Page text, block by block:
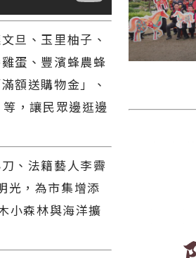
旦、玉里柚子、
蛋、豐濱蜂農蜂
額送購物金」、
，讓民眾邊逛邊
、法籍藝人李霽
光，為市集增添
小森林與海洋擴